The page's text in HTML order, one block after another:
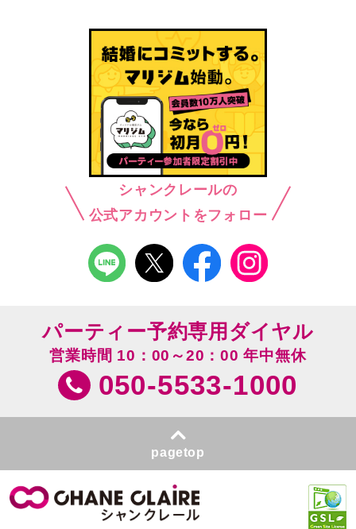
シャンクレールの
公式アカウントをフォロー
パーティー予約専用ダイヤル
営業時間 10：00～20：00 年中無休
050-5533-1000
pagetop